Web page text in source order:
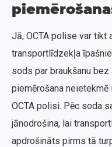
Jā, OCTA polise var tikt
transportlīdzekļa
sods par braukšanu
piemērošana
OCTA polisi. Pēc soda
jānodrošina, lai
apdrošināts pirms tā